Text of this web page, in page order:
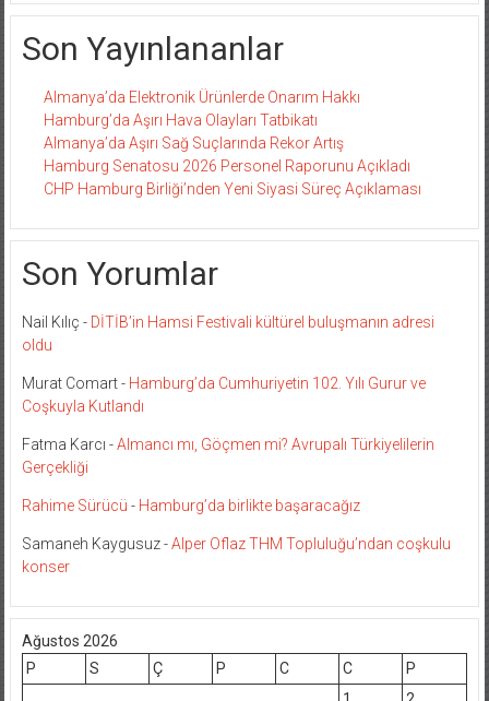
Son Yayınlananlar
Almanya’da Elektronik Ürünlerde Onarım Hakkı
Hamburg’da Aşırı Hava Olayları Tatbikatı
Almanya’da Aşırı Sağ Suçlarında Rekor Artış
Hamburg Senatosu 2026 Personel Raporunu Açıkladı
CHP Hamburg Birliği’nden Yeni Siyasi Süreç Açıklaması
Son Yorumlar
Nail Kılıç - DİTİB’in Hamsi Festivali kültürel buluşmanın adresi
oldu
Murat Comart- Hamburg’da Cumhuriyetin 102. Yılı Gurur ve
Coşkuyla Kutlandı
Fatma Karcı -Almancı mı, Göçmen mi? Avrupalı Türkiyelilerin
Gerçekliği
Rahime Sürücü - Hamburg’da birlikte başaracağız
Samaneh Kaygusuz-Alper Oflaz THM Topluluğu’ndan coşkulu
konser
Ağustos 2026
P
S Ç P C C
P